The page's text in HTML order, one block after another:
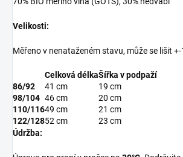
Velikosti:
Měřeno v nenataženém stavu, může se lišit
Celková délkaŠířka v podpaží
86/92
41 cm
19 cm
98/104 46 cm
20 cm
110/11649 cm
21 cm
122/12852 cm
23 cm
Údržba: